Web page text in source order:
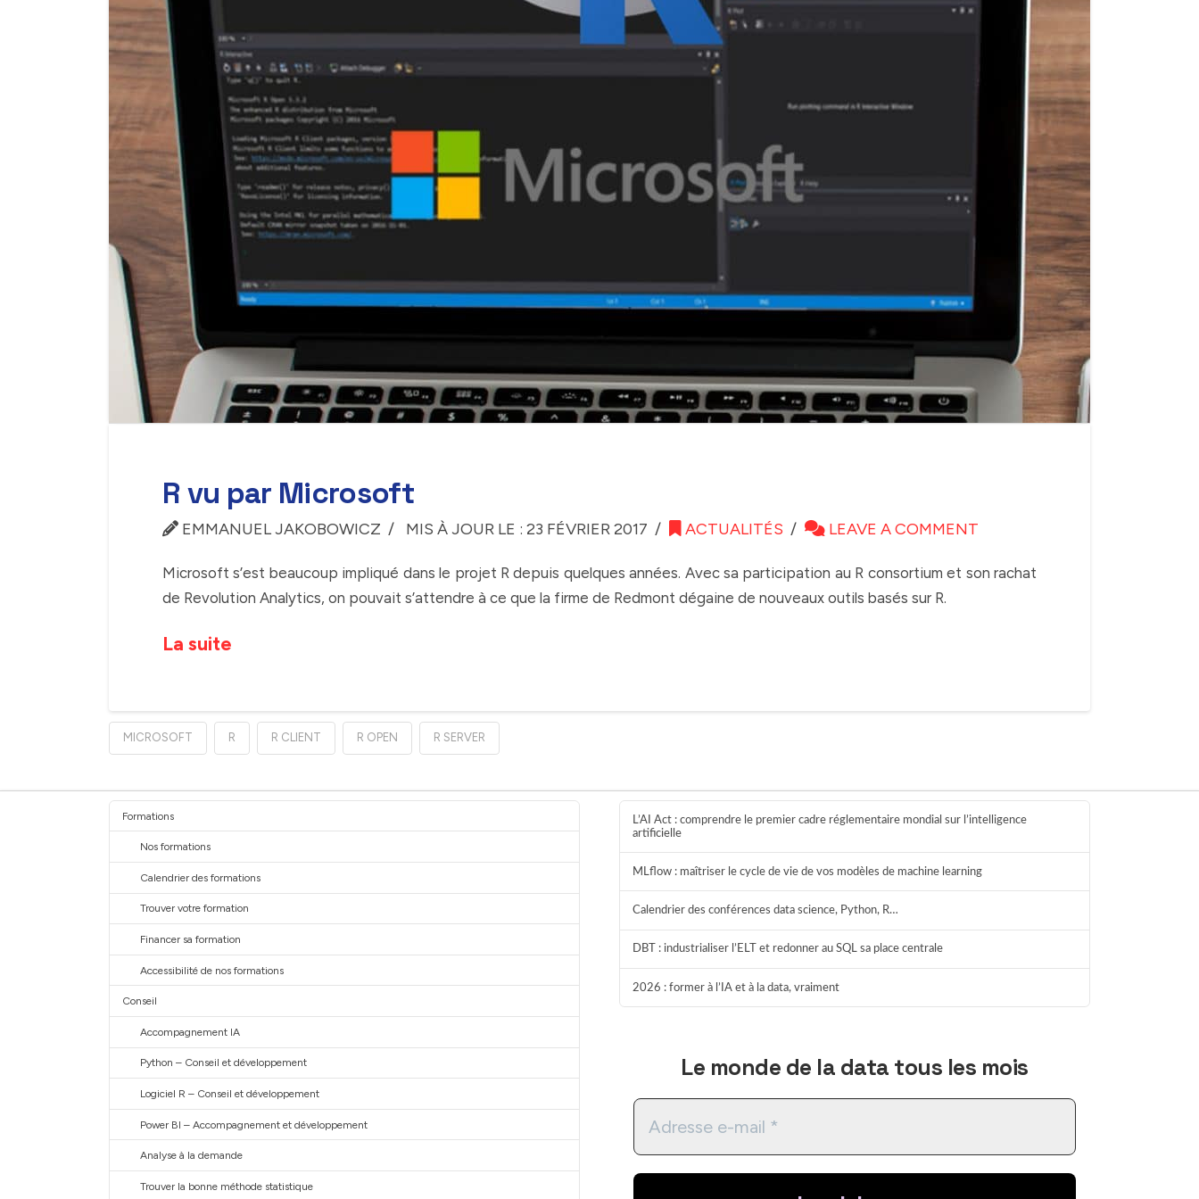
R vu par Microsoft
EMMANUEL JAKOBOWICZ MIS À JOUR LE : 23 FÉVRIER 2017 ACTUALITÉS LEAVE A COMMENT
Microsoft s’est beaucoup impliqué dans le projet R depuis quelques années. Avec sa participation au R consortium et son rachat
de Revolution Analytics, on pouvait s’attendre à ce que la firme de Redmont dégaine de nouveaux outils basés sur R.
La suite
MICROSOFT R R CLIENT R OPEN R SERVER
Formations
Nos formations
Calendrier des formations
Trouver votre formation
Financer sa formation
Accessibilité de nos formations
Conseil
Accompagnement IA
Python – Conseil et développement
Logiciel R – Conseil et développement
Power BI – Accompagnement et développement
Analyse à la demande
Trouver la bonne méthode statistique
L’AI Act : comprendre le premier cadre réglementaire mondial sur l’intelligence
artificielle
MLflow : maîtriser le cycle de vie de vos modèles de machine learning
Calendrier des conférences data science, Python, R…
DBT : industrialiser l’ELT et redonner au SQL sa place centrale
2026 : former à l’IA et à la data, vraiment
Le monde de la data tous les mois